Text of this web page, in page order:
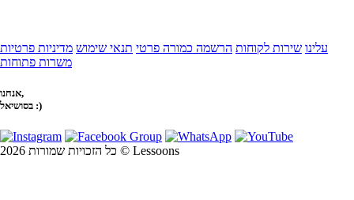
עלינו שירות לקוחות הרשמה כמורה פרטי תנאי שימוש מדיניות פרטיות
משרות פתוחות
אנחנו,
בסושיאל :)
כל הזכויות שמורות 2026 © Lessoons